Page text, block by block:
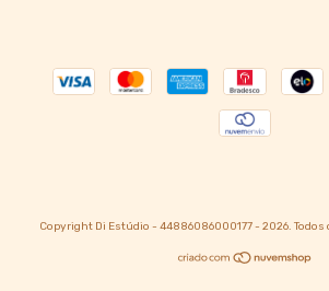
Copyright Di Estúdio - 44886086000177 - 2026.